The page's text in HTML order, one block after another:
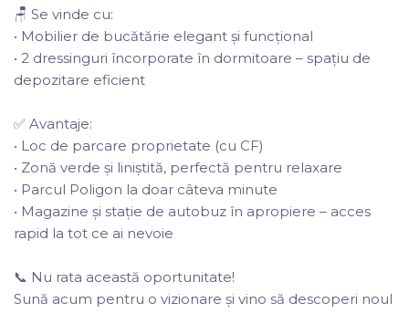
🪑 Se vinde cu:
• Mobilier de bucătărie elegant și funcțional
• 2 dressinguri încorporate în dormitoare – spațiu de
depozitare eficient
✅ Avantaje:
• Loc de parcare proprietate (cu CF)
• Zonă verde și liniștită, perfectă pentru relaxare
• Parcul Poligon la doar câteva minute
• Magazine și stație de autobuz în apropiere – acces
rapid la tot ce ai nevoie
📞 Nu rata această oportunitate!
Sună acum pentru o vizionare și vino să descoperi noul